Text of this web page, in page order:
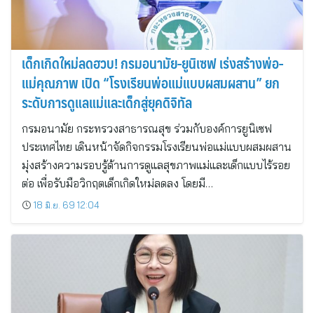
เด็กเกิดใหม่ลดฮวบ! กรมอนามัย-ยูนิเซฟ เร่งสร้างพ่อ-
แม่คุณภาพ เปิด “โรงเรียนพ่อแม่แบบผสมผสาน” ยก
ระดับการดูแลแม่และเด็กสู่ยุคดิจิทัล
กรมอนามัย กระทรวงสาธารณสุข ร่วมกับองค์การยูนิเซฟ
ประเทศไทย เดินหน้าจัดกิจกรรมโรงเรียนพ่อแม่แบบผสมผสาน
มุ่งสร้างความรอบรู้ด้านการดูแลสุขภาพแม่และเด็กแบบไร้รอย
ต่อ เพื่อรับมือวิกฤตเด็กเกิดใหม่ลดลง โดยมี…
18 มิ.ย. 69 12:04